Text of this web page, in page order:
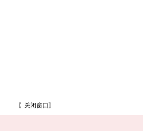
〖 关闭窗口 〗